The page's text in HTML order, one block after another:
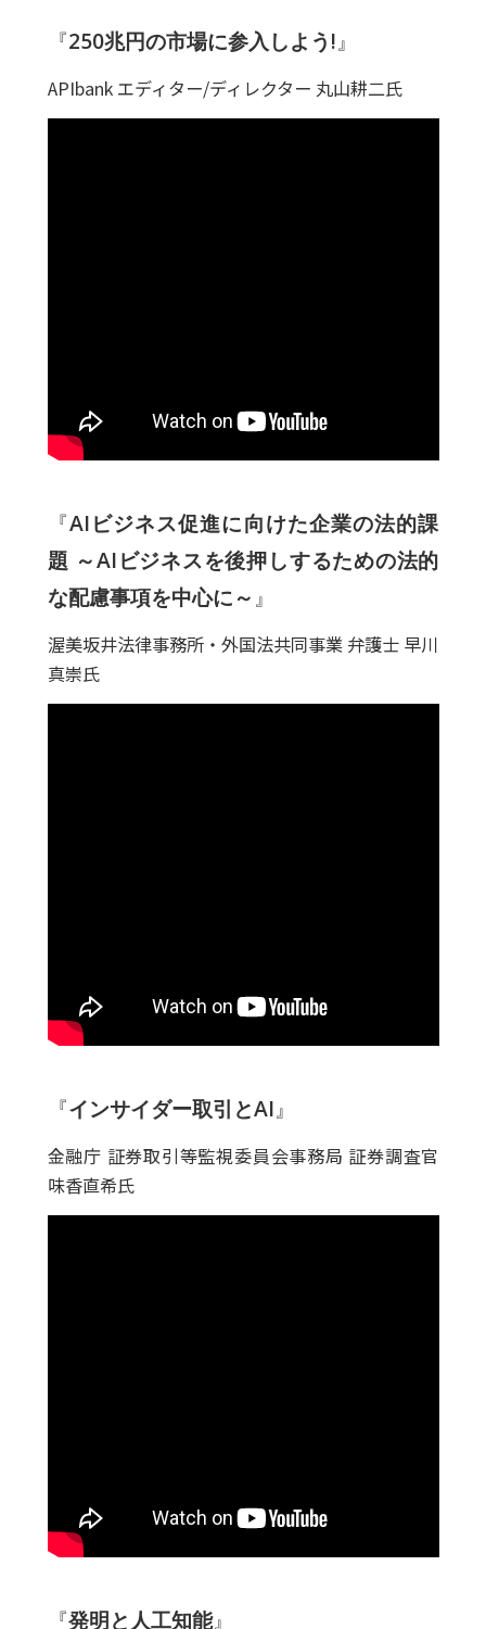
『250兆円の市場に参入しよう!』
APIbank エディター/ディレクター 丸山耕二氏
『AIビジネス促進に向けた企業の法的課
題 ～AIビジネスを後押しするための法的
な配慮事項を中心に～』
渥美坂井法律事務所・外国法共同事業 弁護士 早川
真崇氏
『インサイダー取引とAI』
金融庁 証券取引等監視委員会事務局 証券調査官
味香直希氏
『発明と人工知能』